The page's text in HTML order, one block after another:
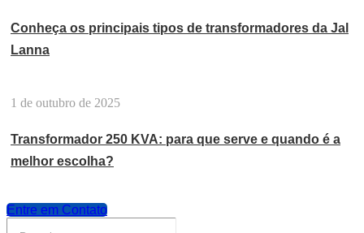
Conheça os principais tipos de transformadores da Jal
Lanna
1 de outubro de 2025
Transformador 250 KVA: para que serve e quando é a
melhor escolha?
Entre em Contato